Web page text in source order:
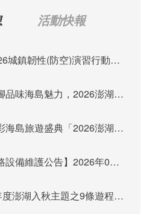
「2026城鎮韌性(防空)演習行動網路降速演練」訊息布達
用雙腳品味海島魅力，2026澎湖秋季觀光運動休閒主題活動報名倒數
最精彩海島旅遊盛典「2026澎湖秋瘋季」魅力登場
【網路設備維護公告】2026年07月28日（二）22：00~ 24:00 屆時將暫停網站服務，不便之處，尚祈見諒。
115年度澎湖入秋主題之9條遊程獲選，攜手業者拓展旅遊市場及客源
活動快報